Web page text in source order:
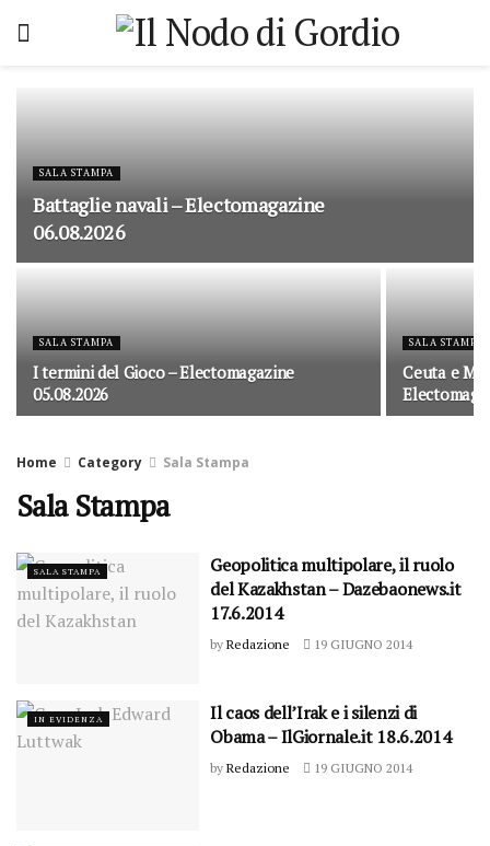
SALA STAMPA
Battaglie navali – Electomagazine
06.08.2026
SALA STAMPA
I termini del Gioco – Electomagazine
05.08.2026
SALA STAMPA
Ceuta e
Home Category Sala Stampa
Sala Stampa
SALA STAMPA
Geopolitica multipolare, il ruolo
del Kazakhstan – Dazebaonews.it
17.6.2014
by Redazione 19 GIUGNO 2014
IN EVIDENZA
Il caos dell’Irak e i silenzi di
Obama – IlGiornale.it 18.6.2014
by Redazione 19 GIUGNO 2014